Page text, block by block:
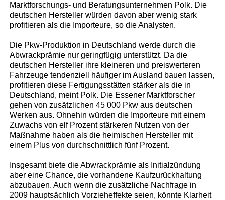
Marktforschungs- und Beratungsunternehmen Polk. Die
deutschen Hersteller würden davon aber wenig stark
profitieren als die Importeure, so die Analysten.
Die Pkw-Produktion in Deutschland werde durch die
Abwrackprämie nur geringfügig unterstützt. Da die
deutschen Hersteller ihre kleineren und preiswerteren
Fahrzeuge tendenziell häufiger im Ausland bauen lassen,
profitieren diese Fertigungsstätten stärker als die in
Deutschland, meint Polk. Die Essener Marktforscher
gehen von zusätzlichen 45 000 Pkw aus deutschen
Werken aus. Ohnehin würden die Importeure mit einem
Zuwachs von elf Prozent stärkeren Nutzen von der
Maßnahme haben als die heimischen Hersteller mit
einem Plus von durchschnittlich fünf Prozent.
Insgesamt biete die Abwrackprämie als Initialzündung
aber eine Chance, die vorhandene Kaufzurückhaltung
abzubauen. Auch wenn die zusätzliche Nachfrage in
2009 hauptsächlich Vorzieheffekte seien, könnte Klarheit